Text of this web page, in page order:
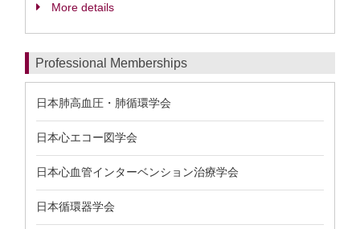
More details
Professional Memberships
日本肺高血圧・肺循環学会
日本心エコー図学会
日本心血管インターベンション治療学会
日本循環器学会